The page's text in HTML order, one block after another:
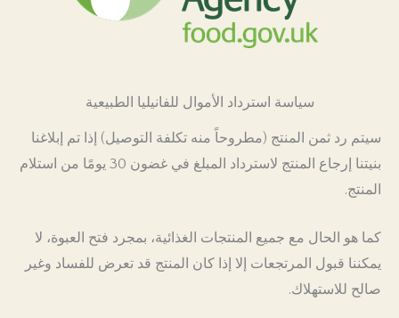
سياسة استرداد الأموال للفانيليا الطبيعية
سيتم رد ثمن المنتج (مطروحاً منه تكلفة التوصيل) إذا تم إبلاغنا
بنيتنا إرجاع المنتج لاسترداد المبلغ في غضون 30 يومًا من استلام
المنتج.
كما هو الحال مع جميع المنتجات الغذائية، بمجرد فتح العبوة، لا
يمكننا قبول المرتجعات إلا إذا كان المنتج قد تعرض للفساد وغير
صالح للاستهلاك.